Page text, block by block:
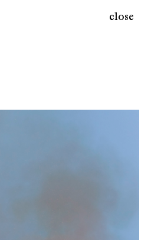
close